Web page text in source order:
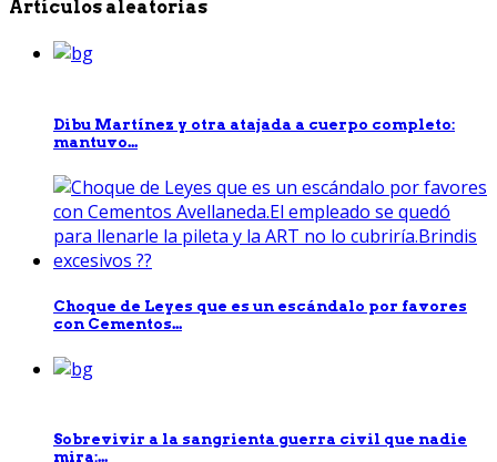
Artículos aleatorias
Dibu Martínez y otra atajada a cuerpo completo:
mantuvo...
Choque de Leyes que es un escándalo por favores
con Cementos...
Sobrevivir a la sangrienta guerra civil que nadie
mira:...